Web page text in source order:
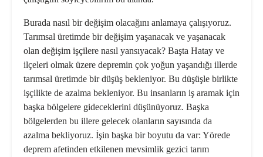
Burada nasıl bir değişim olacağını anlamaya çalışıyoruz.
Tarımsal üretimde bir değişim yaşanacak ve yaşanacak
olan değişim işçilere nasıl yansıyacak? Başta Hatay ve
ilçeleri olmak üzere depremin çok yoğun yaşandığı illerde
tarımsal üretimde bir düşüş bekleniyor. Bu düşüşle birlikte
işçilikte de azalma bekleniyor. Bu insanların iş aramak için
başka bölgelere gideceklerini düşünüyoruz. Başka
bölgelerden bu illere gelecek olanların sayısında da
azalma bekliyoruz. İşin başka bir boyutu da var: Yörede
deprem afetinden etkilenen mevsimlik gezici tarım